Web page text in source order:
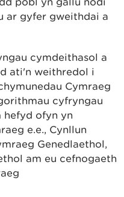
ar gyfer gweithdai a
cymdeithasol a
ati'n weithredol i
Cymraeg
cyfryngau
hefyd ofyn yn
e.e., Cynllun
Genedlaethol,
am eu cefnogaeth